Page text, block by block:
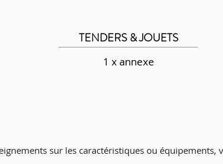
TENDERS & JOUETS
1 x annexe
sur les caractéristiques ou équipements,